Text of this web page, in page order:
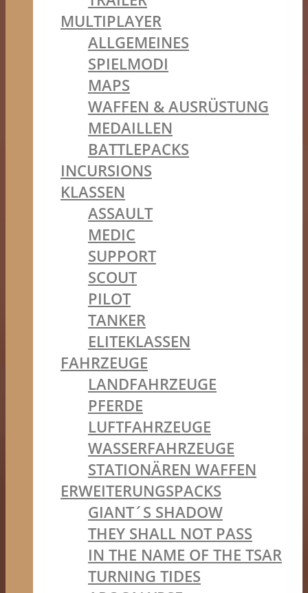
MULTIPLAYER
ALLGEMEINES
SPIELMODI
MAPS
WAFFEN & AUSRÜSTUNG
MEDAILLEN
BATTLEPACKS
INCURSIONS
KLASSEN
ASSAULT
MEDIC
SUPPORT
SCOUT
PILOT
TANKER
ELITEKLASSEN
FAHRZEUGE
LANDFAHRZEUGE
PFERDE
LUFTFAHRZEUGE
WASSERFAHRZEUGE
STATIONÄREN WAFFEN
ERWEITERUNGSPACKS
GIANT´S SHADOW
THEY SHALL NOT PASS
IN THE NAME OF THE TSAR
TURNING TIDES